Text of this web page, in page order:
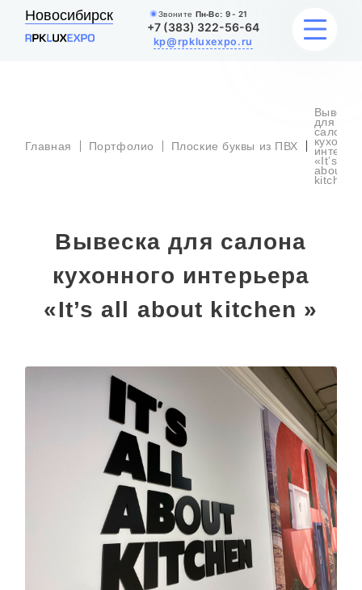
Новосибирск Звоните Пн-Вс: 9 - 21
+7 (383) 322-56-64
kp@rpkluxexpo.ru
БЛОГ
О КОМПАНИИ
Главная Портфолио Плоские буквы из ПВХ
Вывеска
для
салона
«It’s all
about
kitchen
Вывеска для салона
кухонного интерьера
«It’s all about kitchen »